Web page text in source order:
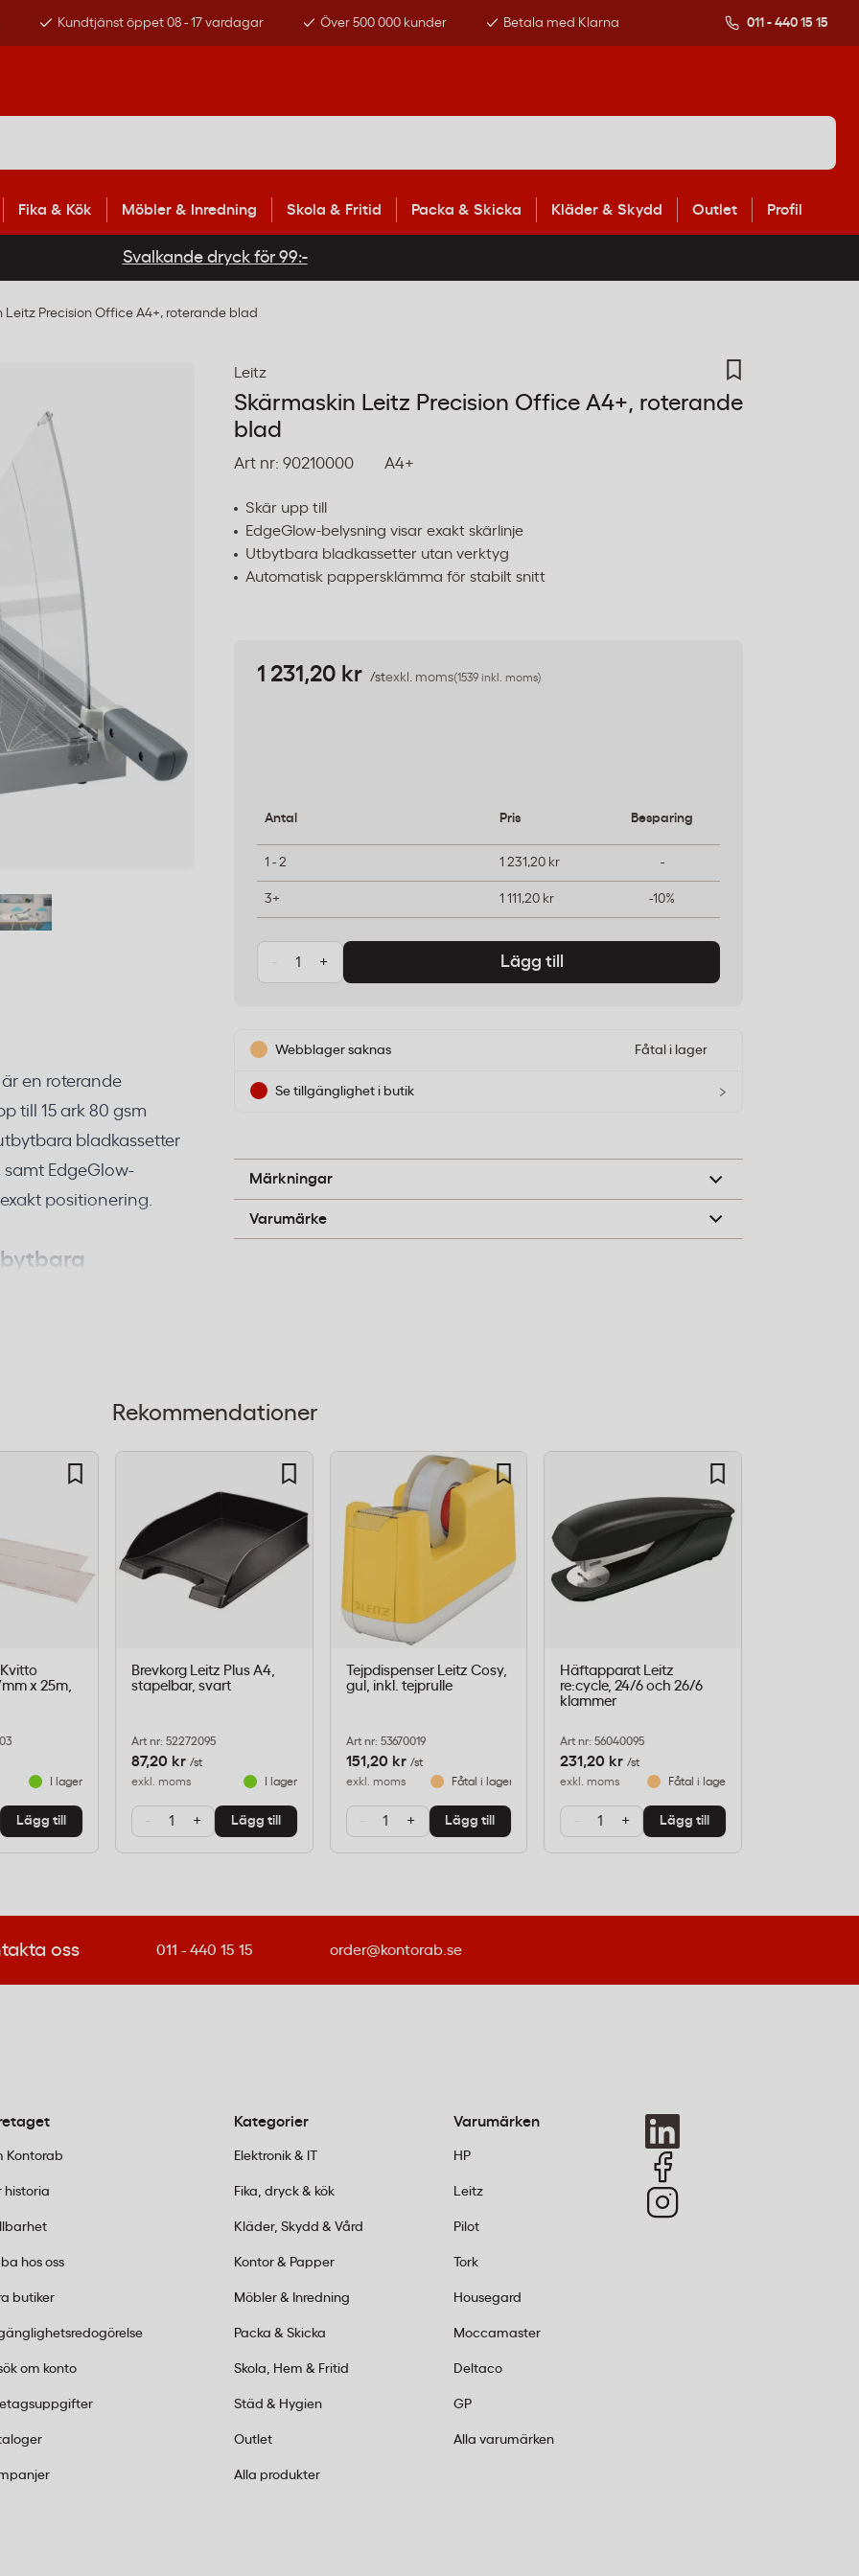
Kundtjänst öppet 08 - 17 vardagar Över 500 000 kunder Betala med Klarna 011 - 440 15 15
Fika & Kök Möbler & Inredning Skola & Fritid Packa & Skicka Kläder & Skydd Outlet Profil
Svalkande dryck för 99:-
Leitz Precision Office A4+, roterande blad
en roterande
till 15 ark 80 gsm
bladkassetter
EdgeGlow-
positionering.
stålblad som sitter i
hanterar upp till
kassetter)
ergonomiska
vid längre
med
in exakta mått.
Office A4+ upp
eggen, och
rakt, våg och
Leitz
Skärmaskin Leitz Precision Office A4+, roterande
blad
Art nr: 90210000 A4+
Skär upp till
EdgeGlow-belysning visar exakt skärlinje
Utbytbara bladkassetter utan verktyg
Automatisk pappersklämma för stabilt snitt
1 231,20 kr /stexkl. moms(1539 inkl. moms)
Antal Pris Besparing
1 - 2 1 231,20 kr -
3+ 1 111,20 kr -10%
- + Lägg till
Webblager saknas Fåtal i lager
Se tillgänglighet i butik ›
Märkningar
A-pil
Varumärke
Leitz
Rekommendationer
Kvitto
x 25m,
I lager
Lägg till
Brevkorg Leitz Plus A4,
stapelbar, svart
Art nr: 52272095
87,20 kr /st
exkl. moms
I lager
- + Lägg till
Tejpdispenser Leitz Cosy,
gul, inkl. tejprulle
Art nr: 53670019
151,20 kr /st
exkl. moms
Fåtal i lager
- + Lägg till
Häftapparat Leitz
re:cycle, 24/6 och 26/6
klammer
Art nr: 56040095
231,20 kr /st
exkl. moms
Fåtal i lager
- + Lägg till
oss 011 - 440 15 15 order@kontorab.se
Kontorab
historia
hos oss
butiker
om konto
Kategorier
Elektronik & IT
Fika, dryck & kök
Kläder, Skydd & Vård
Kontor & Papper
Möbler & Inredning
Packa & Skicka
Skola, Hem & Fritid
Städ & Hygien
Outlet
Alla produkter
Varumärken
HP
Leitz
Pilot
Tork
Housegard
Moccamaster
Deltaco
GP
Alla varumärken